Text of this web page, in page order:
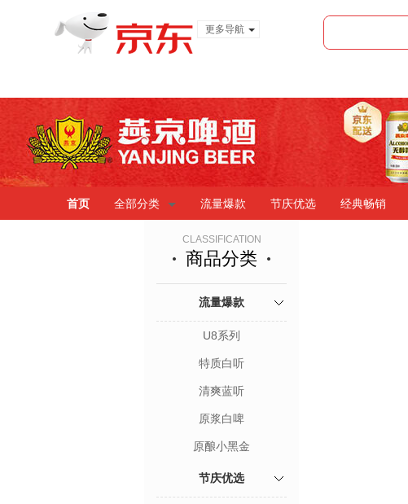
更多导航
首页 全部分类 流量爆款 节庆优选 经典畅销
CLASSIFICATION
商品分类
流量爆款
U8系列
特质白听
清爽蓝听
原浆白啤
原酿小黑金
节庆优选